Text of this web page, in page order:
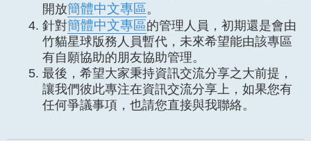
開放簡體中文專區。
針對簡體中文專區的管理人員，初期還是會由
竹貓星球版務人員暫代，未來希望能由該專區
有自願協助的朋友協助管理。
最後，希望大家秉持資訊交流分享之大前提，
讓我們彼此專注在資訊交流分享上，如果您有
任何爭議事項，也請您直接與我聯絡。